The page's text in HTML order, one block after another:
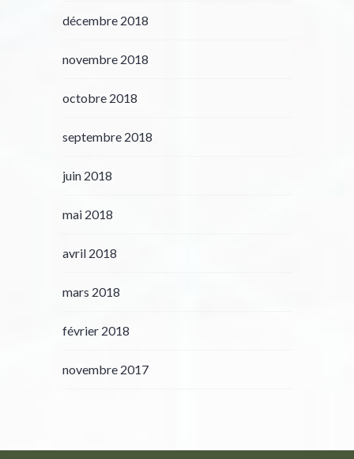
décembre 2018
novembre 2018
octobre 2018
septembre 2018
juin 2018
mai 2018
avril 2018
mars 2018
février 2018
novembre 2017